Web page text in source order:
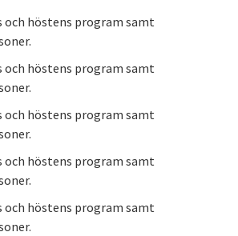
och höstens program samt
och höstens program samt
och höstens program samt
och höstens program samt
och höstens program samt